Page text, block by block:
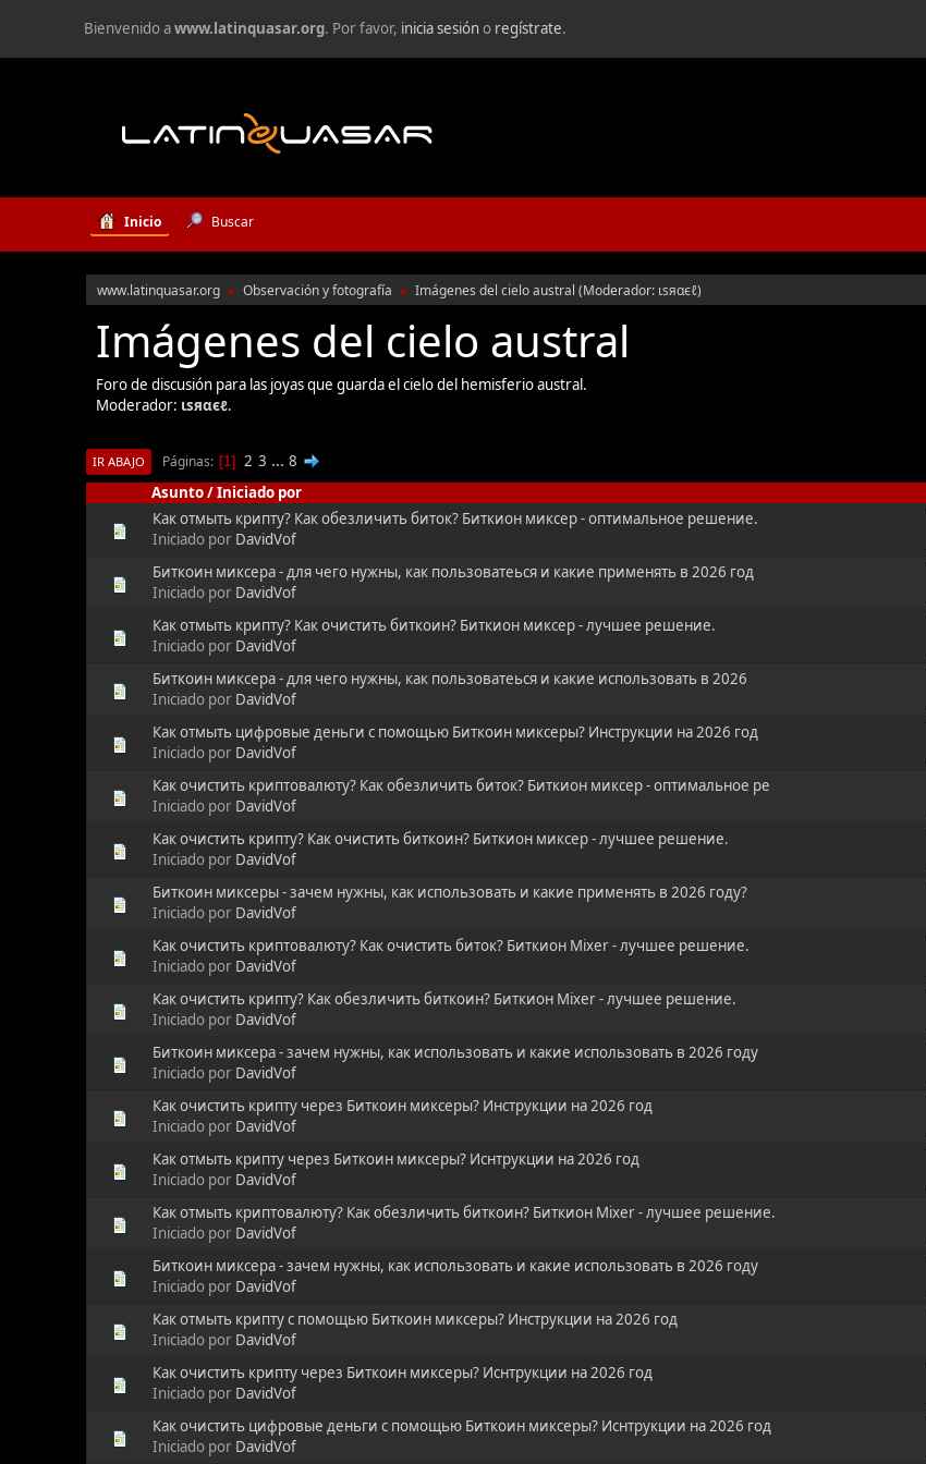
Bienvenido awww.latinquasar.org. Por favor, inicia sesióno regístrate.
Inicio Buscar
www.latinquasar.org ► Observación y fotografía ► Imágenes del cielo austral (Moderador: ιѕяαєℓ)
Imágenes del cielo austral
Foro de discusión para las joyas que guarda el cielo del hemisferio austral.
Moderador: ιѕяαєℓ.
IR ABAJO Páginas 1 2 3 ... 8
Asunto/Iniciado por
Как отмыть крипту? Как обезличить биток? Биткион миксер - оптимальное решение.
Iniciado por DavidVof
Биткоин миксера - для чего нужны, как пользоватеься и какие применять в 2026 год
Iniciado por DavidVof
Как отмыть крипту? Как очистить биткоин? Биткион миксер - лучшее решение.
Iniciado por DavidVof
Биткоин миксера - для чего нужны, как пользоватеься и какие использовать в 2026
Iniciado por DavidVof
Как отмыть цифровые деньги с помощью Биткоин миксеры? Инструкции на 2026 год
Iniciado por DavidVof
Как очистить криптовалюту? Как обезличить биток? Биткион миксер - оптимальное ре
Iniciado por DavidVof
Как очистить крипту? Как очистить биткоин? Биткион миксер - лучшее решение.
Iniciado por DavidVof
Биткоин миксеры - зачем нужны, как использовать и какие применять в 2026 году?
Iniciado por DavidVof
Как очистить криптовалюту? Как очистить биток? Биткион Mixer - лучшее решение.
Iniciado por DavidVof
Как очистить крипту? Как обезличить биткоин? Биткион Mixer - лучшее решение.
Iniciado por DavidVof
Биткоин миксера - зачем нужны, как использовать и какие использовать в 2026 году
Iniciado por DavidVof
Как очистить крипту через Биткоин миксеры? Инструкции на 2026 год
Iniciado por DavidVof
Как отмыть крипту через Биткоин миксеры? Иснтрукции на 2026 год
Iniciado por DavidVof
Как отмыть криптовалюту? Как обезличить биткоин? Биткион Mixer - лучшее решение.
Iniciado por DavidVof
Биткоин миксера - зачем нужны, как использовать и какие использовать в 2026 году
Iniciado por DavidVof
Как отмыть крипту с помощью Биткоин миксеры? Инструкции на 2026 год
Iniciado por DavidVof
Как очистить крипту через Биткоин миксеры? Иснтрукции на 2026 год
Iniciado por DavidVof
Как очистить цифровые деньги с помощью Биткоин миксеры? Иснтрукции на 2026 год
Iniciado por DavidVof